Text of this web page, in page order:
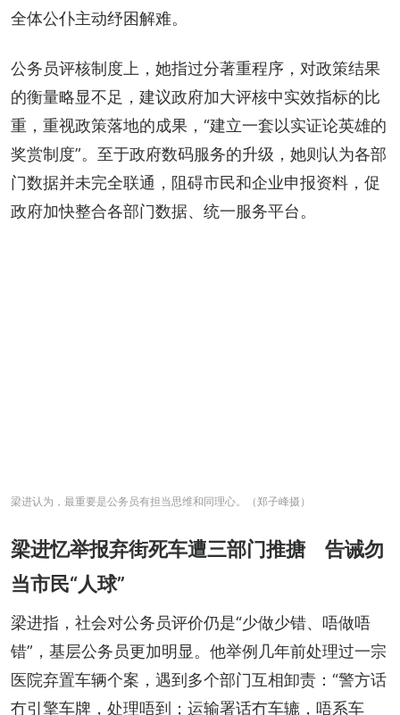
全体公仆主动纾困解难。
公务员评核制度上，她指过分著重程序，对政策结果
的衡量略显不足，建议政府加大评核中实效指标的比
重，重视政策落地的成果，“建立一套以实证论英雄的
奖赏制度”。至于政府数码服务的升级，她则认为各部
门数据并未完全联通，阻碍市民和企业申报资料，促
政府加快整合各部门数据、统一服务平台。
梁进认为，最重要是公务员有担当思维和同理心。（郑子峰摄）
梁进忆举报弃街死车遭三部门推搪 告诫勿
当市民“人球”
梁进指，社会对公务员评价仍是“少做少错、唔做唔
错”，基层公务员更加明显。他举例几年前处理过一宗
医院弃置车辆个案，遇到多个部门互相卸责：“警方话
冇引擎车牌，处理唔到；运输署话冇车辘，唔系车